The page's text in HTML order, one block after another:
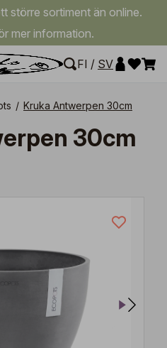
större sortiment än online.
mer information.
FI / SV
/ Kruka Antwerpen 30cm
30cm